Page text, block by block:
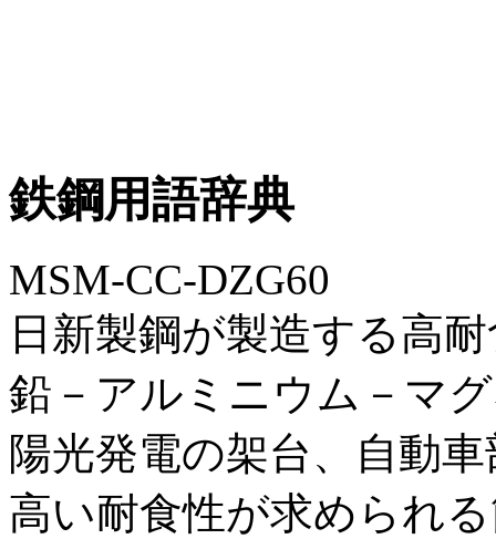
鉄鋼用語辞典
MSM-CC-DZG60
日新製鋼が製造する高
鉛－アルミニウム－マ
陽光発電の架台、自動
高い耐食性が求められ